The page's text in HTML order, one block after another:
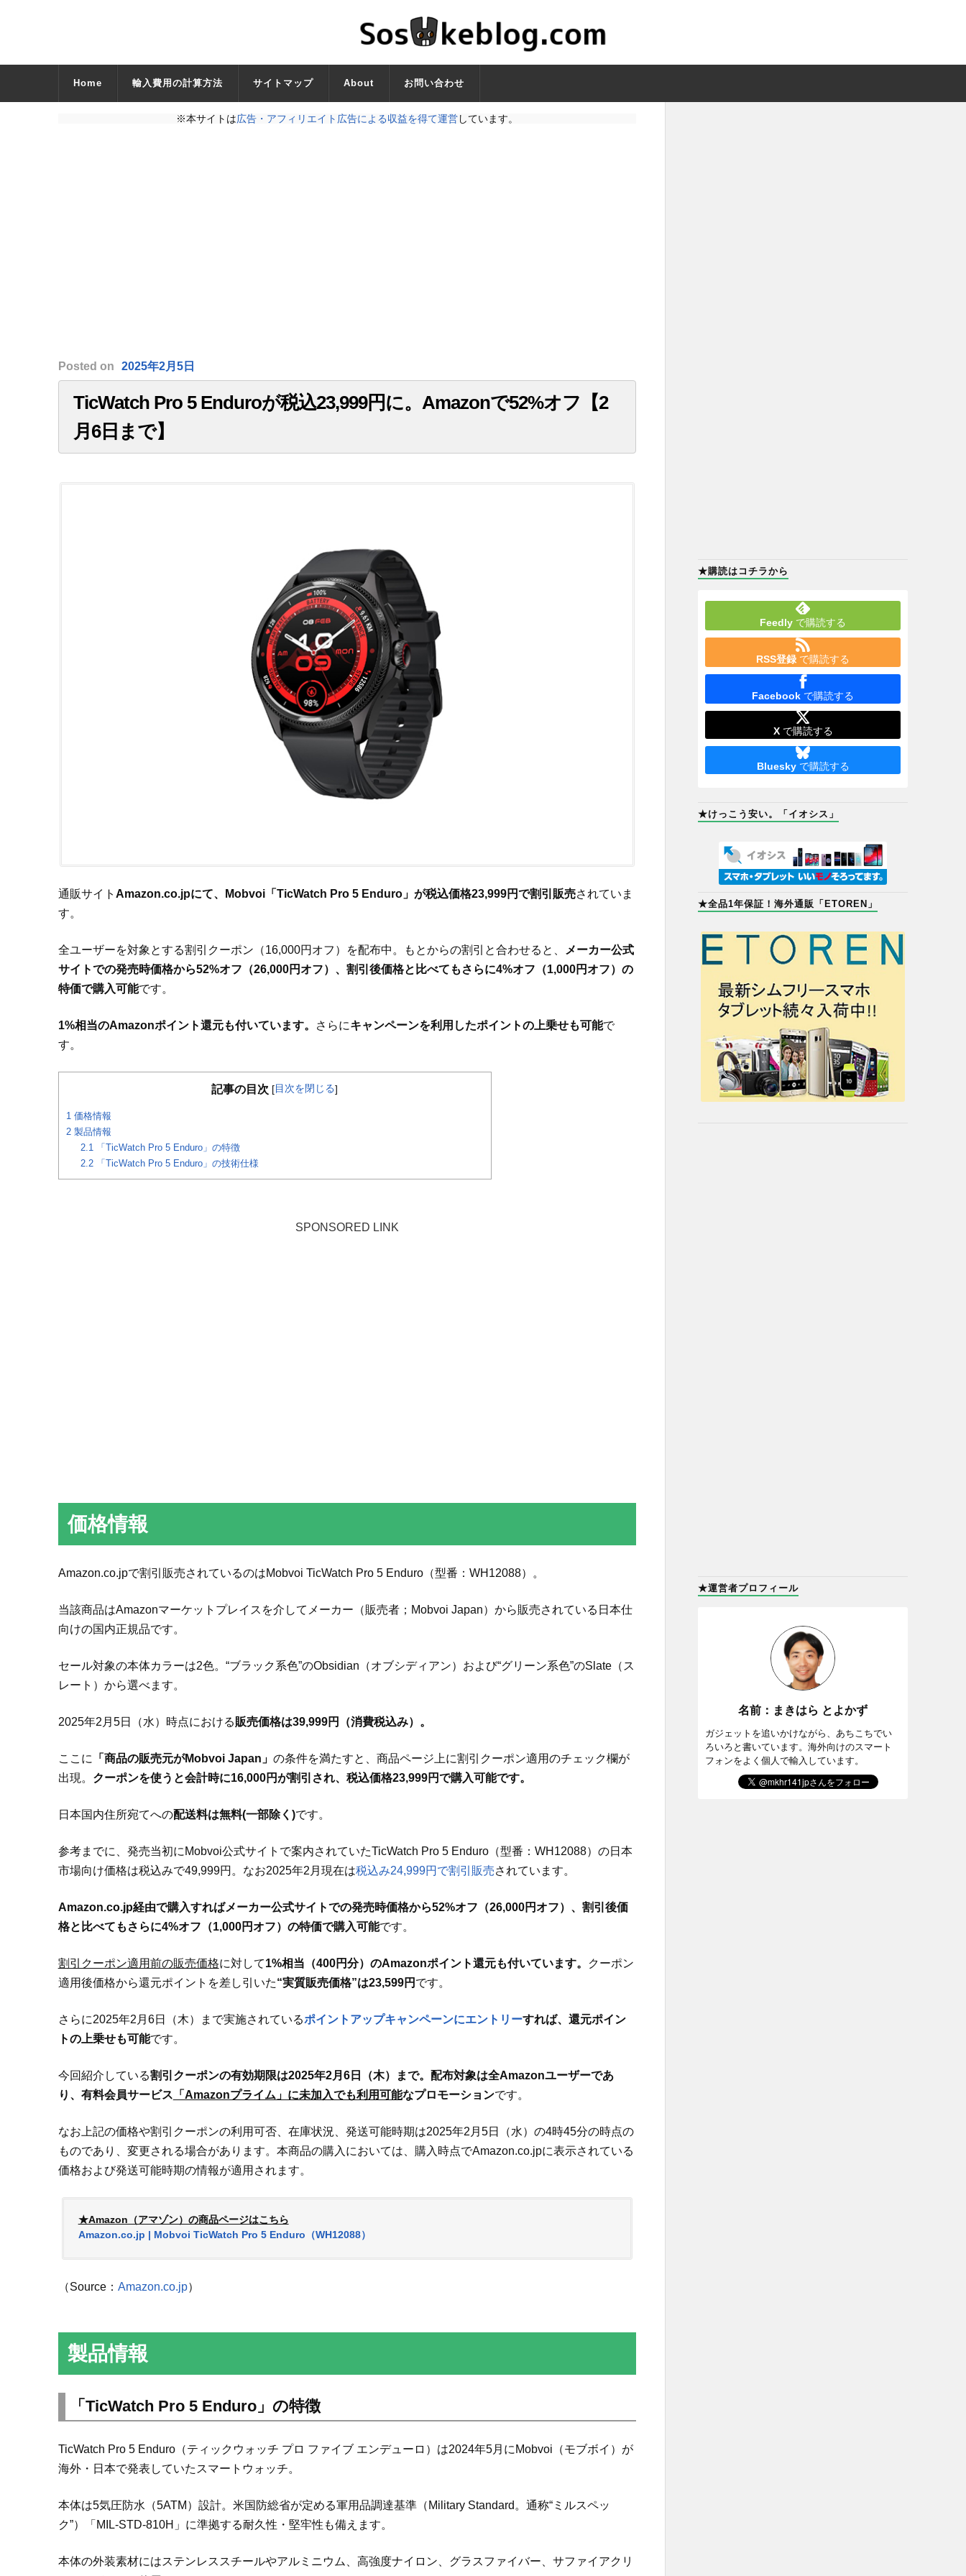
Home 輸入費用の計算方法 サイトマップ About お問い合わせ
※本サイトは広告・アフィリエイト広告による収益を得て運営しています。
Posted on 2025年2月5日
TicWatch Pro 5 Enduroが税込23,999円に。Amazonで52%オフ【2
月6日まで】
通販サイト Amazon.co.jpにて、Mobvoi「TicWatch Pro 5 Enduro」が税込価格23,999円で割引販売されていま
す。
全ユーザーを対象とする割引クーポン（16,000円オフ）を配布中。もとからの割引と合わせると、
メーカー公式
サイトでの発売時価格から52%オフ（26,000円オフ）、割引後価格と比べてもさらに4%オフ（1,000円オフ）の
特価で購入可能です。
1%相当のAmazonポイント還元も付いています。 さらにキャンペーンを利用したポイントの上乗せも可能で
す。
記事の目次 [目次を閉じる]
1価格情報
2製品情報
2.1「TicWatch Pro 5 Enduro」の特徴
2.2「TicWatch Pro 5 Enduro」の技術仕様
SPONSORED LINK
価格情報
Amazon.co.jpで割引販売されているのはMobvoi TicWatch Pro 5 Enduro（型番：WH12088）。
当該商品はAmazonマーケットプレイスを介してメーカー（販売者；Mobvoi Japan）から販売されている日本仕
向けの国内正規品です。
セール対象の本体カラーは2色。“ブラック系色”のObsidian（オブシディアン）および“グリーン系色”のSlate（ス
レート）から選べます。
2025年2月5日（水）時点における販売価格は39,999円（消費税込み）。
ここに 「商品の販売元がMobvoi Japan」 の条件を満たすと、商品ページ上に割引クーポン適用のチェック欄が
出現。 クーポンを使うと会計時に16,000円が割引され、税込価格23,999円で購入可能です。
日本国内住所宛てへの配送料は無料(一部除く)です。
参考までに、発売当初にMobvoi公式サイトで案内されていたTicWatch Pro 5 Enduro（型番：WH12088）の日本
市場向け価格は税込みで49,999円。なお2025年2月現在は税込み24,999円で割引販売されています。
Amazon.co.jp経由で購入すればメーカー公式サイトでの発売時価格から52%オフ（26,000円オフ）、割引後価
格と比べてもさらに4%オフ（1,000円オフ）の特価で購入可能です。
割引クーポン適用前の販売価格に対して1%相当（400円分）のAmazonポイント還元も付いています。
クーポン
適用後価格から還元ポイントを差し引いた“実質販売価格”は23,599円 です。
さらに2025年2月6日（木）まで実施されているポイントアップキャンペーンにエントリーすれば、還元ポイン
トの上乗せも可能です。
今回紹介している割引クーポンの有効期限は2025年2月6日（木）まで。配布対象は全Amazonユーザーであ
り、有料会員サービス 「Amazonプライム」に未加入でも利用可能なプロモーションです。
なお上記の価格や割引クーポンの利用可否、在庫状況、発送可能時期は2025年2月5日（水）の4時45分の時点の
ものであり、変更される場合があります。本商品の購入においては、購入時点でAmazon.co.jpに表示されている
価格および発送可能時期の情報が適用されます。
★Amazon（アマゾン）の商品ページはこちら
Amazon.co.jp | Mobvoi TicWatch Pro 5 Enduro（WH12088）
（Source： Amazon.co.jp）
製品情報
「TicWatch Pro 5 Enduro」の特徴
TicWatch Pro 5 Enduro（ティックウォッチ プロ ファイブ エンデューロ）は2024年5月にMobvoi（モブボイ）が
海外・日本で発表していたスマートウォッチ。
本体は5気圧防水（5ATM）設計。米国防総省が定める軍用品調達基準（Military Standard。通称“ミルスペッ
ク”）「MIL-STD-810H」に準拠する耐久性・堅牢性も備えます。
本体の外装素材にはステンレススチールやアルミニウム、高強度ナイロン、グラスファイバー、サファイアクリ
★購読はコチラから
Feedly で購読する
RSS登録 で購読する
Facebook で購読する
Xで購読する
Blueskyで購読する
★けっこう安い。「イオシス」
★全品1年保証！海外通販「ETOREN」
★運営者プロフィール
名前：まきはら とよかず
ガジェットを追いかけながら、あちこちでい
ろいろと書いています。海外向けのスマート
フォンをよく個人で輸入しています。